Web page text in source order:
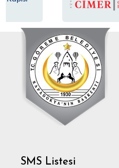
SMS Listesi